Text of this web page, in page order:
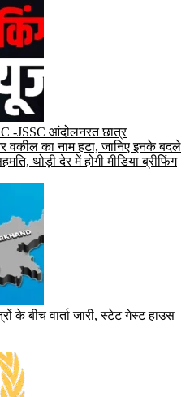
-JSSC आंदोलनरत छात्र
वकील का नाम हटा, जानिए इनके बदले
थोड़ी देर में होगी मीडिया ब्रीफिंग
के बीच वार्ता जारी, स्टेट गेस्ट हाउस